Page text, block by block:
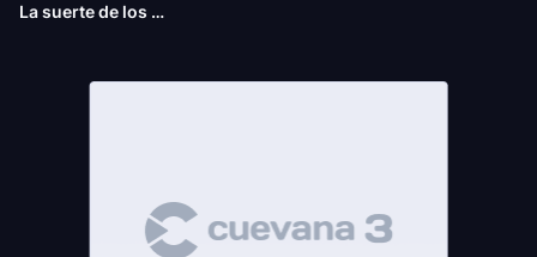
La suerte de los Logan